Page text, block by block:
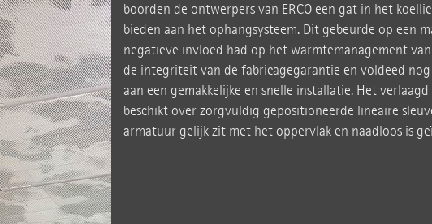
boorden de ontwerpers van ERCO een gat in het
bieden aan het ophangsysteem. Dit gebeurde op een
negatieve invloed had op het warmtemanagement
de integriteit van de fabricagegarantie en voldeed nog
aan een gemakkelijke en snelle installatie. Het
beschikt over zorgvuldig gepositioneerde lineaire
armatuur gelijk zit met het oppervlak en naadloos is